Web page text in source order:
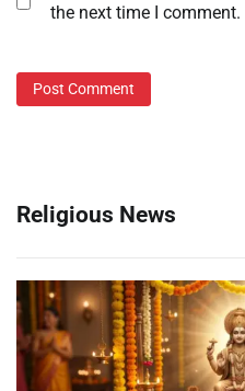
the next time I comment.
Religious News